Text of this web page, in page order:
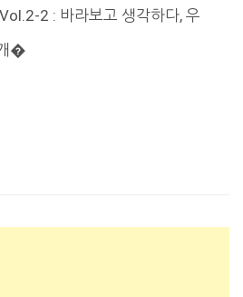
2 : 바라보고 생각하다, 우
�